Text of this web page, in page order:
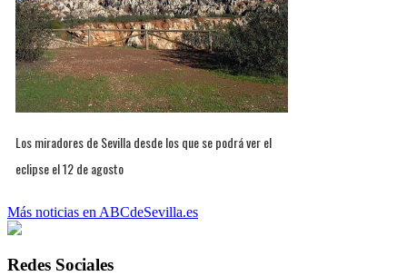
Los miradores de Sevilla desde los que se podrá ver el
eclipse el 12 de agosto
Más noticias en ABCdeSevilla.es
Redes Sociales